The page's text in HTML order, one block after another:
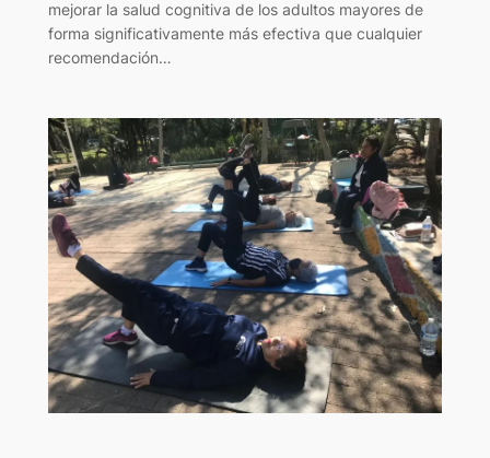
mejorar la salud cognitiva de los adultos mayores de
forma significativamente más efectiva que cualquier
recomendación…